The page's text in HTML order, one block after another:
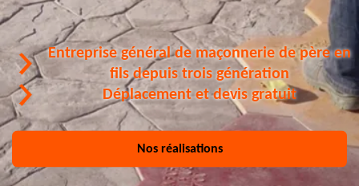
Entreprise général de maçonnerie de père en
fils depuis trois génération
Déplacement et devis gratuit
Nos réalisations